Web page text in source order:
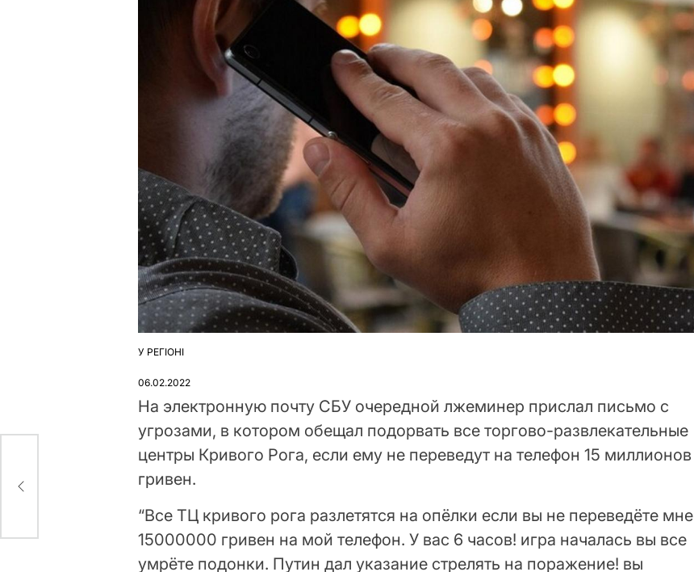
ОПУБЛІКУВАТИ
У РЕГІОНІ
06.02.2022
На электронную почту СБУ очередной лжеминер прислал письмо с
угрозами, в котором обещал подорвать все торгово-развлекательные
центры Кривого Рога, если ему не переведут на телефон 15 миллионов
гривен.
“Все ТЦ кривого рога разлетятся на опёлки если вы не переведёте мне
15000000 гривен на мой телефон. У вас 6 часов! игра началась вы все
умрёте подонки. Путин дал указание стрелять на поражение! вы